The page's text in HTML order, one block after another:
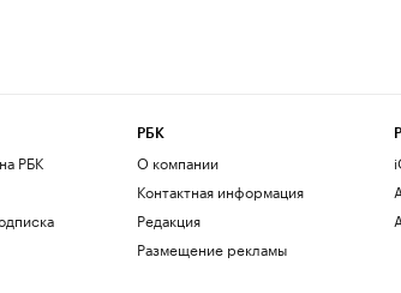
РБК
РБК
О компании
Контактная информация
Редакция
Размещение рекламы